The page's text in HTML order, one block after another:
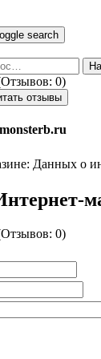
search
0)
отзывы
Данных о
0)